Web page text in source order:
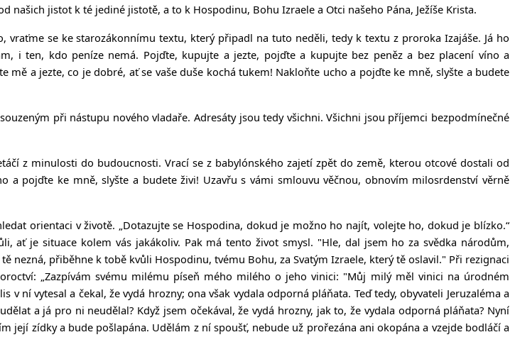
jistot k té jediné jistotě, a to k Hospodinu, Bohu Izraele a Otci našeho Pána, Ježíše Krista.
se ke starozákonnímu textu, který připadl na tuto neděli, tedy k textu z proroka Izajáše. Já ho
i ten, kdo peníze nemá. Pojďte, kupujte a jezte, pojďte a kupujte bez peněz a bez placení víno a
mě a jezte, co je dobré, ať se vaše duše kochá tukem! Nakloňte ucho a pojďte ke mně, slyšte a budete
při nástupu nového vladaře. Adresáty jsou tedy všichni. Všichni jsou příjemci bezpodmínečné
z minulosti do budoucnosti. Vrací se z babylónského zajetí zpět do země, kterou otcové dostali od
a pojďte ke mně, slyšte a budete živi! Uzavřu s vámi smlouvu věčnou, obnovím milosrdenství věrně
orientaci v životě. „Dotazujte se Hospodina, dokud je možno ho najít, volejte ho, dokud je blízko.“
ať je situace kolem vás jakákoliv. Pak má tento život smysl. "Hle, dal jsem ho za svědka národům,
nezná, přiběhne k tobě kvůli Hospodinu, tvému Bohu, za Svatým Izraele, který tě oslavil." Při rezignaci
„Zazpívám svému milému píseň mého milého o jeho vinici: "Můj milý měl vinici na úrodném
ní vytesal a čekal, že vydá hrozny; ona však vydala odporná pláňata. Teď tedy, obyvateli Jeruzaléma a
a já pro ni neudělal? Když jsem očekával, že vydá hrozny, jak to, že vydala odporná pláňata? Nyní
její zídky a bude pošlapána. Udělám z ní spoušť, nebude už prořezána ani okopána a vzejde bodláčí a